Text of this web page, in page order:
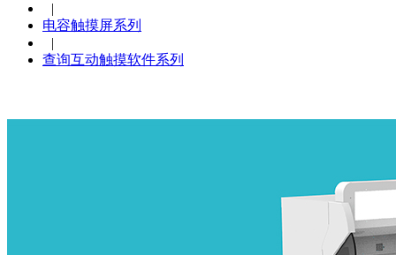
|
电容触摸屏系列
|
查询互动触摸软件系列